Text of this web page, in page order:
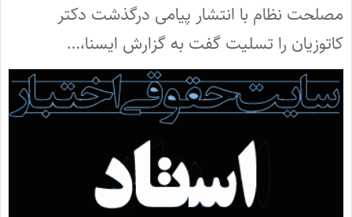
مصلحت نظام با انتشار پیامی درگذشت دکتر
کاتوزیان را تسلیت گفت به گزارش ایسنا،…